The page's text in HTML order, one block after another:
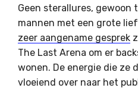
Geen sterallures, gewoon
mannen met een grote
zeer aangename gesprek
The Last Arena om er
wonen. De energie die ze
vloeiend over naar het